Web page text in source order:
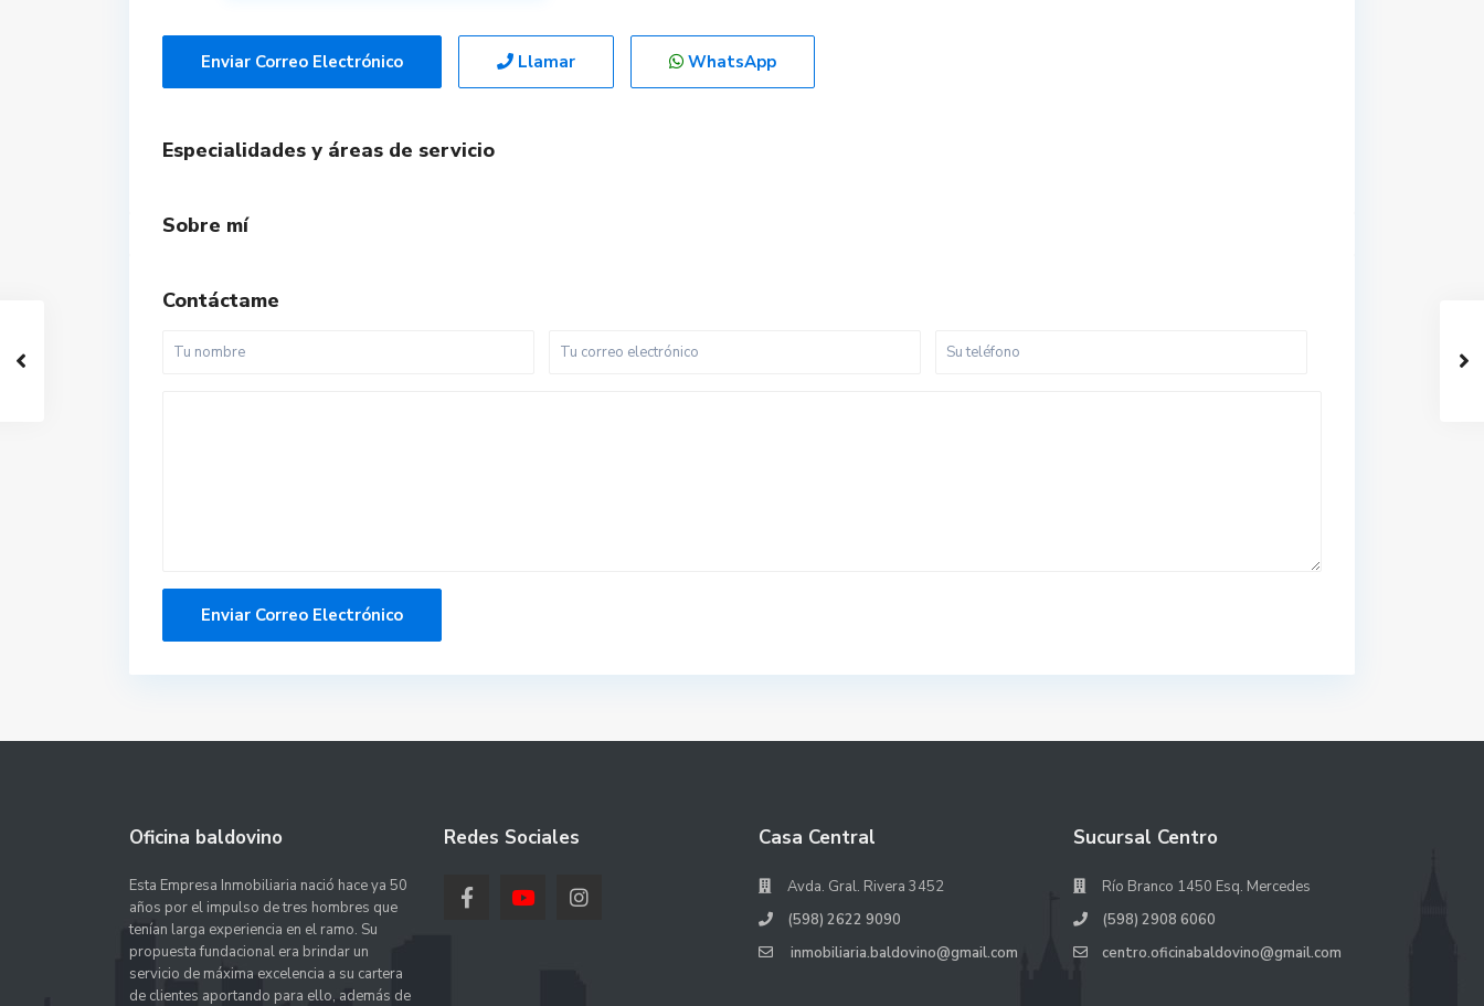
Enviar Correo Electrónico Llamar WhatsApp
Especialidades y áreas de servicio
Sobre mí
Contáctame
Oficina baldovino
Esta Empresa Inmobiliaria nació hace ya 50
años por el impulso de tres hombres que
tenían larga experiencia en el ramo. Su
propuesta fundacional era brindar un
servicio de máxima excelencia a su cartera
de clientes aportando para ello, además de
Redes Sociales Casa Central
Avda. Gral. Rivera 3452
(598) 2622 9090
inmobiliaria.baldovino@gmail.com
Sucursal Centro
Río Branco 1450 Esq. Mercedes
(598) 2908 6060
centro.oficinabaldovino@gmail.com